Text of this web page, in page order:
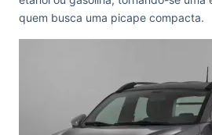
quem busca uma picape compacta.